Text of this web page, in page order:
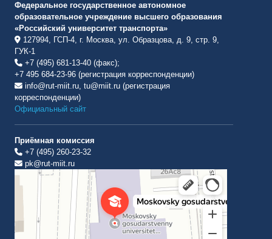
Федеральное государственное автономное
образовательное учреждение высшего образования
«Российский университет транспорта»
127994, ГСП-4, г. Москва, ул. Образцова, д. 9, стр. 9,
ГУК-1
+7 (495) 681-13-40 (факс);
+7 495 684-23-96 (регистрация корреспонденции)
info@rut-miit.ru, tu@miit.ru (регистрация
корреспонденции)
Официальный сайт
Приёмная комиссия
+7 (495) 260-23-32
pk@rut-miit.ru
Институт международных транспортных коммуникаций Рут
ВУЗ в Москве